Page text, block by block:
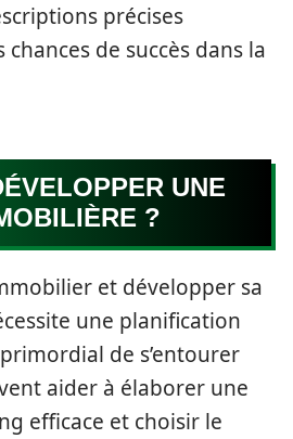
précises
de succès dans la
UNE
?
et développer sa
une planification
de s’entourer
aider à élaborer une
efficace et choisir le